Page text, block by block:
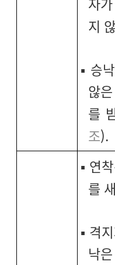
지
▪ 승
않
를
조).
▪ 연
를
▪ 격
낙